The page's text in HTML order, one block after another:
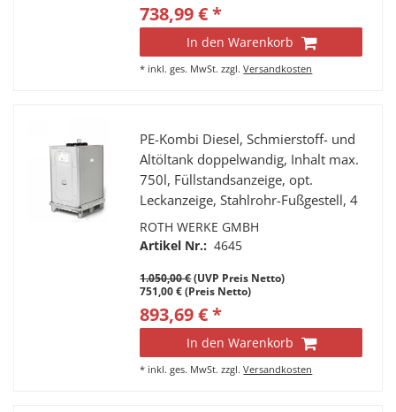
738,99 € *
In den Warenkorb
* inkl. ges. MwSt. zzgl.Versandkosten
PE-Kombi Diesel, Schmierstoff- und
Altöltank doppelwandig, Inhalt max.
750l, Füllstandsanzeige, opt.
Leckanzeige, Stahlrohr-Fußgestell, 4
Tragegriffe, 4 Stutzen a 2” IG, Fabr.
Roth, Typ Multitech 750
ROTH WERKE GMBH
Artikel Nr.: 4645
1.050,00 €(UVP Preis Netto)
751,00 € (Preis Netto)
893,69 € *
In den Warenkorb
* inkl. ges. MwSt. zzgl.Versandkosten